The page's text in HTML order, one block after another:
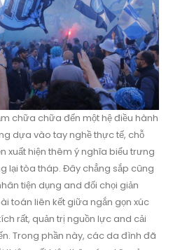
chữa chữa đến một hệ điều hành
dựa vào tay nghề thực tế, chỗ
xuất hiện thêm ý nghĩa biểu trưng
lại tòa tháp. Đây chẳng sắp cũng
tiện dụng and đối chọi giản
toán liên kết giữa ngắn gọn xúc
rất, quản trị nguồn lực and cải
Trong phần này, các da đình đã